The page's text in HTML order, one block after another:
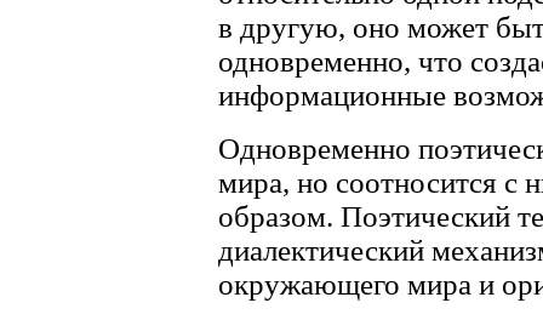
в другую, оно может
одновременно, что
информационные
Одновременно
мира, но соотносится с
образом. Поэтический
диалектический
окружающего мира и